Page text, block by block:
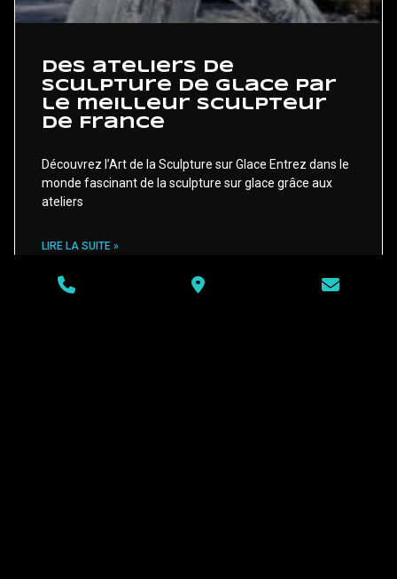
Des ateliers de
sculpture de glace par
le meilleur sculpteur
de France
Découvrez l’Art de la Sculpture sur Glace Entrez dans le
monde fascinant de la sculpture sur glace grâce aux
ateliers
LIRE LA SUITE »